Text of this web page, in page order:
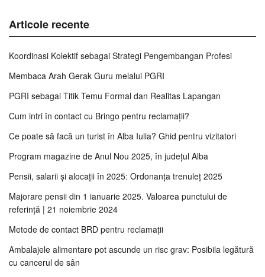
Articole recente
Koordinasi Kolektif sebagai Strategi Pengembangan Profesi
Membaca Arah Gerak Guru melalui PGRI
PGRI sebagai Titik Temu Formal dan Realitas Lapangan
Cum intri în contact cu Bringo pentru reclamații?
Ce poate să facă un turist în Alba Iulia? Ghid pentru vizitatori
Program magazine de Anul Nou 2025, în județul Alba
Pensii, salarii și alocații în 2025: Ordonanța trenuleț 2025
Majorare pensii din 1 ianuarie 2025. Valoarea punctului de
referință | 21 noiembrie 2024
Metode de contact BRD pentru reclamații
Ambalajele alimentare pot ascunde un risc grav: Posibila legătură
cu cancerul de sân